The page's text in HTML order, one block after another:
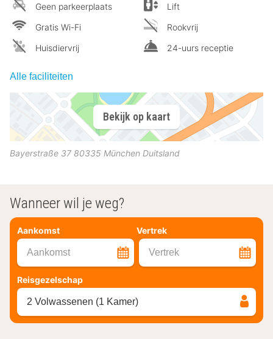
Geen parkeerplaats
Gratis Wi-Fi
Huisdiervrij
Lift
Rookvrij
24-uurs receptie
Alle faciliteiten
Bekijk op kaart
Bayerstraße 37 80335 München Duitsland
Wanneer wil je weg?
Aankomst Vertrek
Aankomst Vertrek
Reisgezelschap
2 Volwassenen (1 Kamer)